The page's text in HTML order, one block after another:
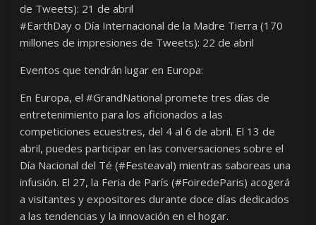
de Tweets): 21 de abril
#EarthDay o Día Internacional de la Madre Tierra (170
millones de impresiones de Tweets): 22 de abril
Eventos que tendrán lugar en Europa:
En Europa, el #GrandNational promete tres días de
entretenimiento para los aficionados a las
competiciones ecuestres, del 4 al 6 de abril. El 13 de
abril, puedes participar en las conversaciones sobre el
Día Nacional del Té (#Festeaval) mientras saboreas una
infusión. El 27, la Feria de París (#FoiredeParis) acogerá
a visitantes y expositores durante doce días dedicados
a las tendencias y la innovación en el hogar.